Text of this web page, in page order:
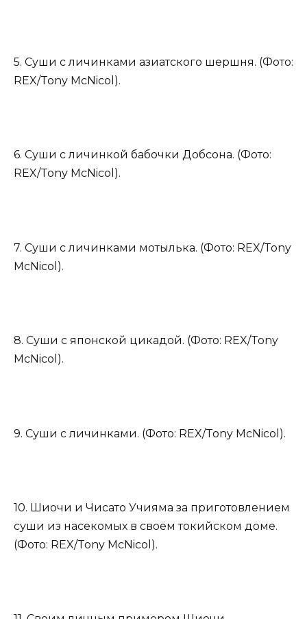
5. Суши с личинками азиатского шершня. (Фото:
REX/Tony McNicol).
6. Суши с личинкой бабочки Добсона. (Фото:
REX/Tony McNicol).
7. Суши с личинками мотылька. (Фото: REX/Tony
McNicol).
8. Суши с японской цикадой. (Фото: REX/Tony
McNicol).
9. Суши с личинками. (Фото: REX/Tony McNicol).
10. Шиочи и Чисато Учияма за приготовлением
суши из насекомых в своём токийском доме.
(Фото: REX/Tony McNicol).